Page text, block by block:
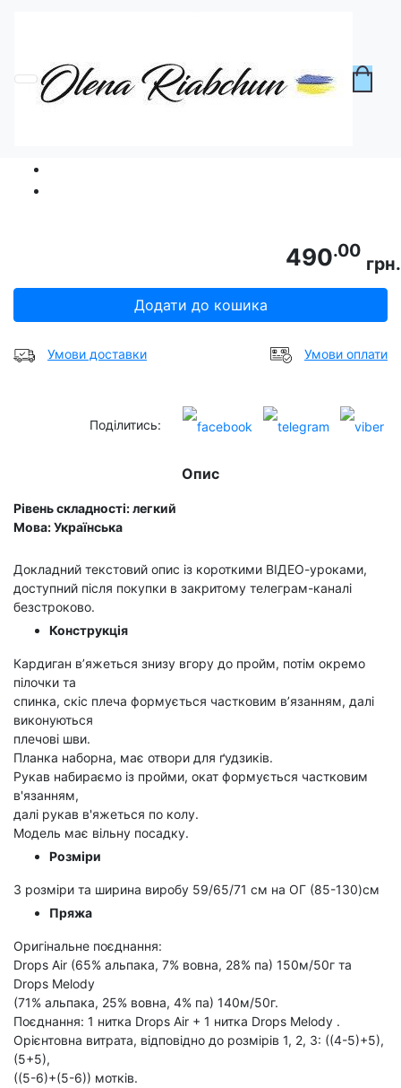
My Fashion Cardigan UKR
490.00
грн.
Додати до кошика
Умови доставки Умови оплати
Поділитись:
Опис
Рівень складності: легкий
Мова: Українська
Докладний текстовий опис із короткими ВІДЕО-уроками,
доступний після покупки в закритому телеграм-каналі
безстроково.
Конструкція
Кардиган в’яжеться знизу вгору до пройм, потім окремо
пілочки та
спинка, скіс плеча формується частковим в’язанням, далі
виконуються
плечові шви.
Планка наборна, має отвори для ґудзиків.
Рукав набираємо із пройми, окат формується частковим
в'язанням,
далі рукав в'яжеться по колу.
Модель має вільну посадку.
Розміри
3 розміри та ширина виробу 59/65/71 см на ОГ (85-130)см
Пряжа
Оригінальне поєднання:
Drops Air (65% альпака, 7% вовна, 28% па) 150м/50г та
Drops Melody
(71% альпака, 25% вовна, 4% па) 140м/50г.
Поєднання: 1 нитка Drops Air + 1 нитка Drops Melody .
Орієнтовна витрата, відповідно до розмірів 1, 2, 3: ((4-5)+5),
(5+5),
((5-6)+(5-6)) мотків.